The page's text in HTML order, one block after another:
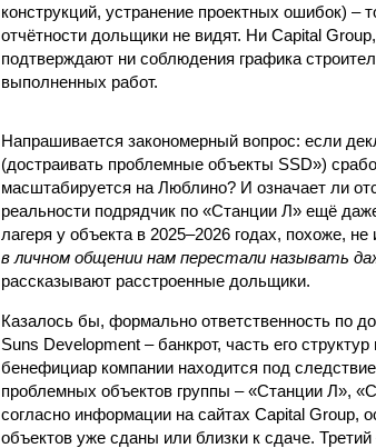
конструкций, устранение проектных ошибок) –
отчётности дольщики не видят. Ни Capital
подтверждают ни соблюдения графика
выполненных работ.
Напрашивается закономерный вопрос: если
(достраивать проблемные объекты SSD»)
масштабируется на Люблино? И означает ли
реальности подрядчик по «Станции Л» ещё
лагеря у объекта в 2025–2026 годах, похоже,
в личном общении нам перестали называть
рассказывают расстроенные дольщики.
Казалось бы, формально ответственность по
Suns Development – банкрот, часть его
бенефициар компании находится под
проблемных объектов группы – «Станции Л»,
согласно информации на сайтах Capital Group,
объектов уже сданы или близки к сдаче.